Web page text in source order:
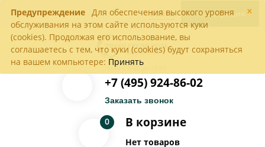
×
Предупреждение Для обеспечения высокого уровня
обслуживания на этом сайте используются куки
(cookies). Продолжая его использование, вы
соглашаетесь с тем, что куки (cookies) будут сохраняться
на вашем компьютере: Принять
Войти Регистрация
Пн-Пт с 9:00 до 18:00
+7 (495) 924-86-02
Заказать звонок
В корзине
0
Нет товаров